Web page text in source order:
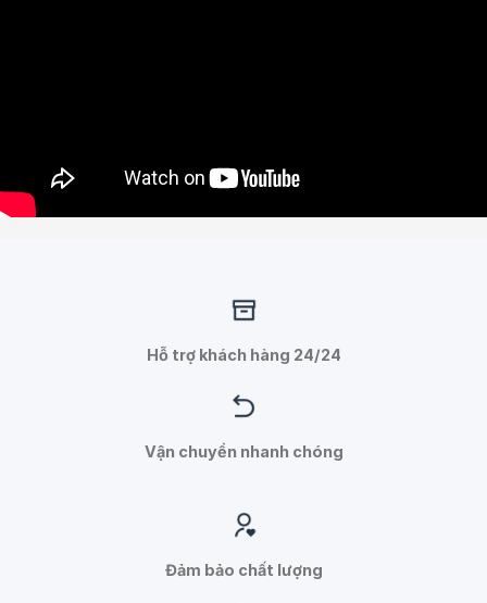
Hỗ trợ khách hàng 24/24
Vận chuyển nhanh chóng
Đảm bảo chất lượng